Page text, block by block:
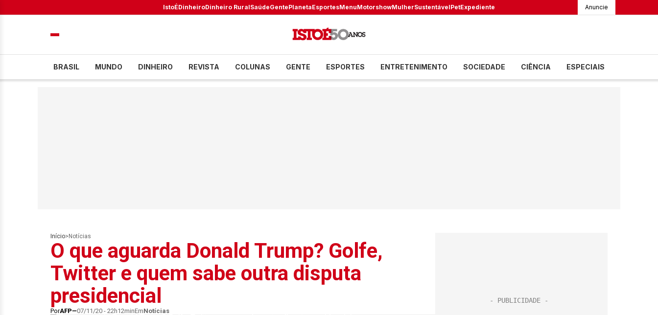
IstoÉDinheiroDinheiro RuralSaúdeGentePlanetaEsportesMenuMotorshowMulherSustentávelPetExpediente Anuncie
BRASIL MUNDO DINHEIRO REVISTA COLUNAS GENTE ESPORTES ENTRETENIMENTO SOCIEDADE CIÊNCIA ESPECIAIS
Início> Notícias
O que aguarda Donald Trump? Golfe,
Twitter e quem sabe outra disputa
presidencial
PorAFP 07/11/20 - 22h12minEmNotícias